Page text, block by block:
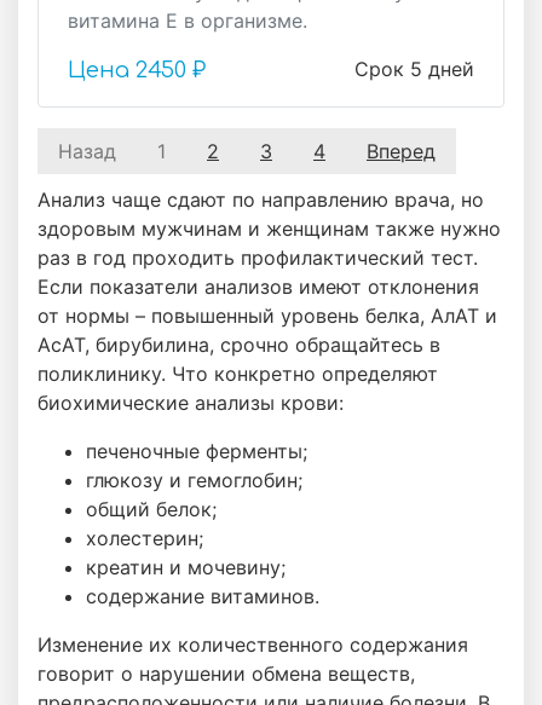
витамина Е в организме.
Срок 5 дней
Цена 2450 ₽
Назад 1 2 3 4
Вперед
Анализ чаще сдают по направлению врача, но
здоровым мужчинам и женщинам также нужно
раз в год проходить профилактический тест.
Если показатели анализов имеют отклонения
от нормы – повышенный уровень белка, АлАТ и
АсАТ, бирубилина, срочно обращайтесь в
поликлинику. Что конкретно определяют
биохимические анализы крови:
печеночные ферменты;
глюкозу и гемоглобин;
общий белок;
холестерин;
креатин и мочевину;
содержание витаминов.
Изменение их количественного содержания
говорит о нарушении обмена веществ,